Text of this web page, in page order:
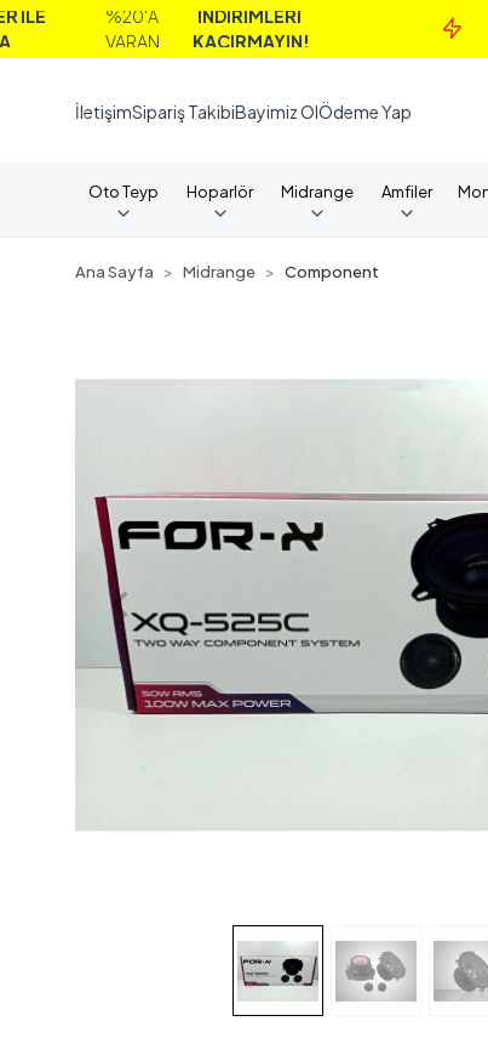
%20'A
İNDİRİMLERİ
KAÇIRMAYIN!
NAKİT
İletişimSipariş TakibiBayimiz OlÖdeme Yap
Oto Teyp Hoparlör Midrange Amfiler
Ana Sayfa Midrange Component